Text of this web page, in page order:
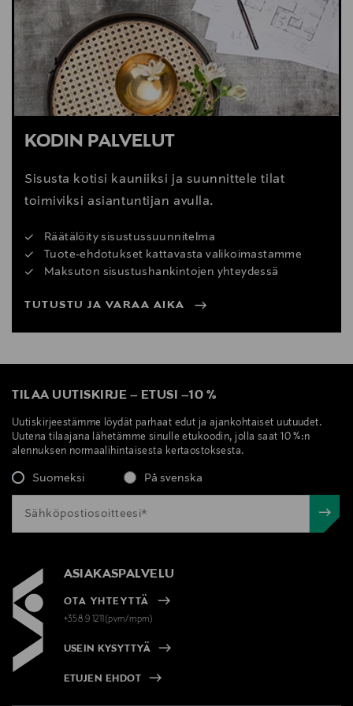
cliente@kavehome.com
KODIN PALVELUT
Sisusta kotisi kauniiksi ja suunnittele tilat
toimiviksi asiantuntijan avulla.
Räätälöity sisustussuunnitelma
Tuote-ehdotukset kattavasta valikoimastamme
Maksuton sisustushankintojen yhteydessä
TUTUSTU JA VARAA AIKA
TILAA UUTISKIRJE – ETUSI –10 %
Uutiskirjeestämme löydät parhaat edut ja ajankohtaiset uutuudet.
Uutena tilaajana lähetämme sinulle etukoodin, jolla saat 10 %:n
alennuksen normaalihintaisesta kertaostoksesta.
Suomeksi På svenska
ASIAKASPALVELU
OTA YHTEYTTÄ
+358 9 1211(pvm/mpm)
USEIN KYSYTTYÄ
ETUJEN EHDOT